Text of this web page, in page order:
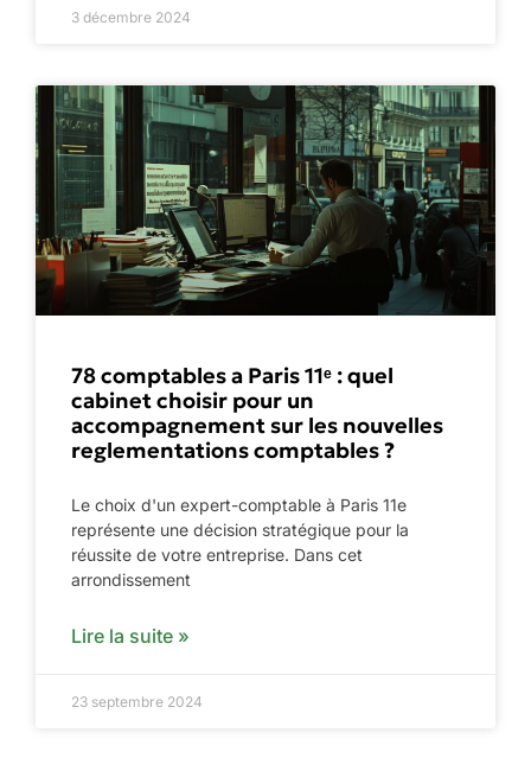
3 décembre 2024
78 comptables a Paris 11ᵉ : quel
cabinet choisir pour un
accompagnement sur les nouvelles
reglementations comptables ?
Le choix d'un expert-comptable à Paris 11e
représente une décision stratégique pour la
réussite de votre entreprise. Dans cet
arrondissement
Lire la suite »
23 septembre 2024